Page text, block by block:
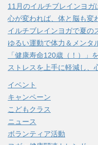
11月のイルチブレインヨガ
心が変われば、体と脳も変
イルチブレインヨガで夏の
ゆるい運動で体力＆メンタ
「健康寿命120歳（！）」
ストレスを上手に軽減し、
イベント
キャンペーン
こどもクラス
ニュース
ボランティア活動